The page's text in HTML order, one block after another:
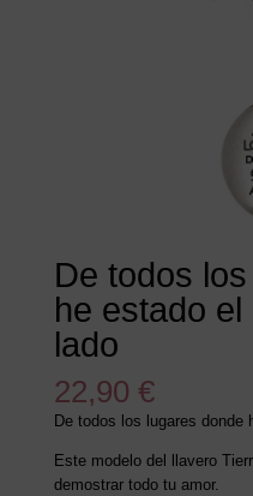
De todos
he estado
lado
22,90 €
De todos los lugares donde
Este modelo del llavero
demostrar todo tu amor.